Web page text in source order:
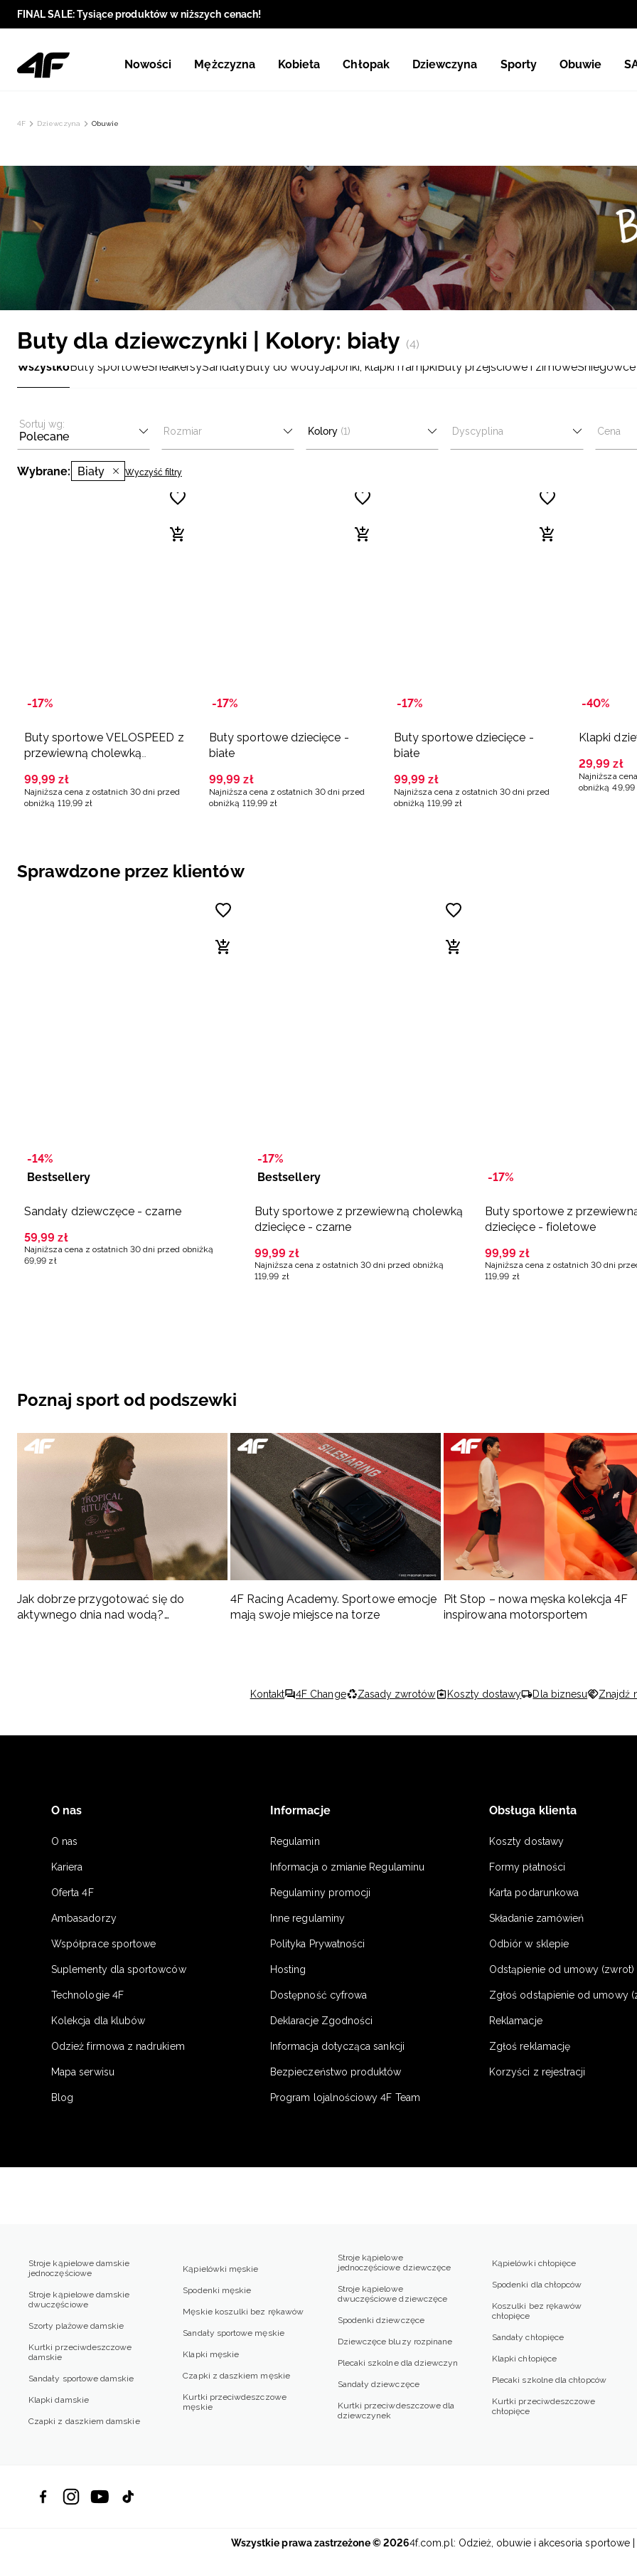
FINAL SALE: Tysiące produktów w niższych cenach!
Nowości Mężczyzna Kobieta Chłopak Dziewczyna Sporty Obuwie
4F Dziewczyna Obuwie
Buty dla dziewczynki | Kolory: biały (4)
WszystkoButy sportoweSneakersySandałyButy do wodyJaponki, klapki TrampkiButy przejściowe i zimoweŚniegowce
Sortuj wg:
Polecane Rozmiar Kolory (1) Dyscyplina Cena
Wybrane: Biały Wyczyść filtry
-17%
Buty sportowe VELOSPEED z
przewiewną cholewką
99,99 zł
Najniższa cena z ostatnich 30 dni przed
obniżką 119,99 zł
-17%
Buty sportowe dziecięce -
białe
99,99 zł
Najniższa cena z ostatnich 30 dni przed
obniżką 119,99 zł
-17%
Buty sportowe dziecięce -
białe
99,99 zł
Najniższa cena z ostatnich 30 dni przed
obniżką 119,99 zł
-40%
Klapki
29,99 zł
Najniższa
obniżką 49,99
Sprawdzone przez klientów
-14%
Bestsellery
Sandały dziewczęce - czarne
59,99 zł
Najniższa cena z ostatnich 30 dni przed obniżką
69,99 zł
-17%
Bestsellery
Buty sportowe z przewiewną cholewką
dziecięce - czarne
99,99 zł
Najniższa cena z ostatnich 30 dni przed obniżką
119,99 zł
-17%
Buty sportowe z
dziecięce - fioletowe
99,99 zł
Najniższa cena z ostatnich 30 dni
119,99 zł
Poznaj sport od podszewki
Jak dobrze przygotować się do
aktywnego dnia nad wodą?
4F Racing Academy. Sportowe emocje
mają swoje miejsce na torze
Pit Stop – nowa męska kolekcja 4F
inspirowana motorsportem
Kontakt 4F Change Zasady zwrotów Koszty dostawy Dla biznesu Znajdź
O nas
O nas
Kariera
Oferta 4F
Ambasadorzy
Współprace sportowe
Suplementy dla sportowców
Technologie 4F
Kolekcja dla klubów
Odzież firmowa z nadrukiem
Mapa serwisu
Blog
Informacje
Regulamin
Informacja o zmianie Regulaminu
Regulaminy promocji
Inne regulaminy
Polityka Prywatności
Hosting
Dostępność cyfrowa
Deklaracje Zgodności
Informacja dotycząca sankcji
Bezpieczeństwo produktów
Program lojalnościowy 4F Team
Obsługa klienta
Koszty dostawy
Formy płatności
Karta podarunkowa
Składanie zamówień
Odbiór w sklepie
Odstąpienie od umowy (zwrot)
Zgłoś odstąpienie od umowy
Reklamacje
Zgłoś reklamację
Korzyści z rejestracji
Stroje kąpielowe damskie
jednoczęściowe
Stroje kąpielowe damskie
dwuczęściowe
Szorty plażowe damskie
Kurtki przeciwdeszczowe
damskie
Sandały sportowe damskie
Klapki damskie
Czapki z daszkiem damskie
Kąpielówki męskie
Spodenki męskie
Męskie koszulki bez rękawów
Sandały sportowe męskie
Klapki męskie
Czapki z daszkiem męskie
Kurtki przeciwdeszczowe
męskie
Stroje kąpielowe
jednoczęściowe dziewczęce
Stroje kąpielowe
dwuczęściowe dziewczęce
Spodenki dziewczęce
Dziewczęce bluzy rozpinane
Plecaki szkolne dla dziewczyn
Sandały dziewczęce
Kurtki przeciwdeszczowe dla
dziewczynek
Kąpielówki chłopięce
Spodenki dla chłopców
Koszulki bez rękawów
chłopięce
Sandały chłopięce
Klapki chłopięce
Plecaki szkolne dla chłopców
Kurtki przeciwdeszczowe
chłopięce
Wszystkie prawa zastrzeżone © 20264f.com.pl: Odzież, obuwie i akcesoria sportowe